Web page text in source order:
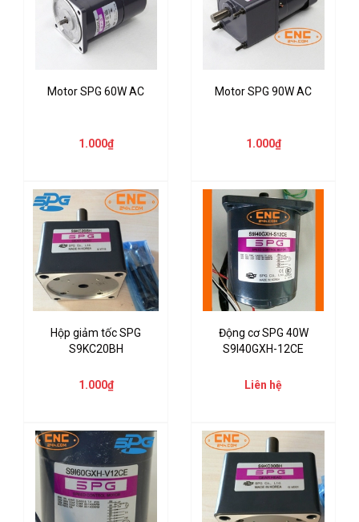
Motor SPG 60W AC
1.000₫
Motor SPG 90W AC
1.000₫
Hộp giảm tốc SPG
S9KC20BH
1.000₫
Động cơ SPG 40W
S9I40GXH-12CE
Liên hệ